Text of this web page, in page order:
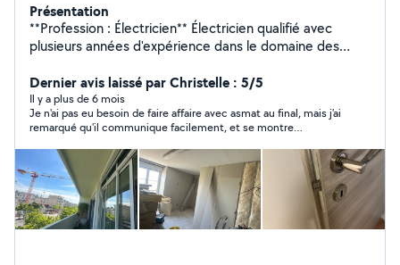
Présentation
**Profession : Électricien** Électricien qualifié avec
plusieurs années d'expérience dans le domaine des
polyvalents tels que la peinture, le montage de meubles
et les petites réparations. Ma priorité est de fournir un
service fiable **Compétences :** - Installation et
dépannages électriques - Peinture et rénovation
intérieure - Montage et assemblage de meubles - Petits
travaux de bricolage Montage de cuisine Placo Solde
Parquet Peinture tapisserie Je suis disponible pour des
missions ponctuelles ou des projets à plus long terme.
Cela peut être adapté selon vos besoins !
Dernier avis laissé par Christelle : 5/5
Il y a plus de 6 mois
Je n'ai pas eu besoin de faire affaire avec asmat au final, mais j'ai
remarqué qu'il communique facilement, et se montre